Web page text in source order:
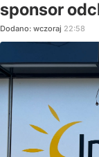
sponsor
Dodano: wczoraj 22:58